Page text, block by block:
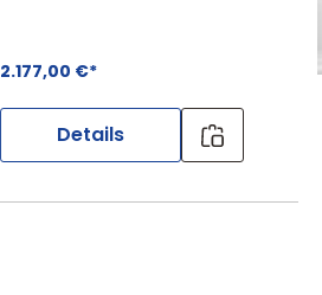
2.177,00 €*
Details